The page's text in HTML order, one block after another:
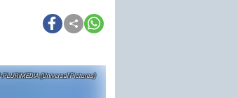
PLURIMEDIA (Universal Pictures)